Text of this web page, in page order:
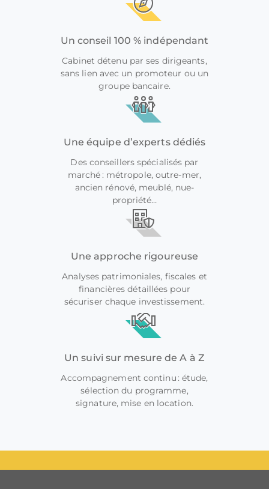
Un conseil 100 % indépendant
Cabinet détenu par ses dirigeants,
sans lien avec un promoteur ou un
groupe bancaire.
Une équipe d’experts dédiés
Des conseillers spécialisés par
marché : métropole, outre-mer,
ancien rénové, meublé, nue-
propriété…
Une approche rigoureuse
Analyses patrimoniales, fiscales et
financières détaillées pour
sécuriser chaque investissement.
Un suivi sur mesure de A à Z
Accompagnement continu : étude,
sélection du programme,
signature, mise en location.